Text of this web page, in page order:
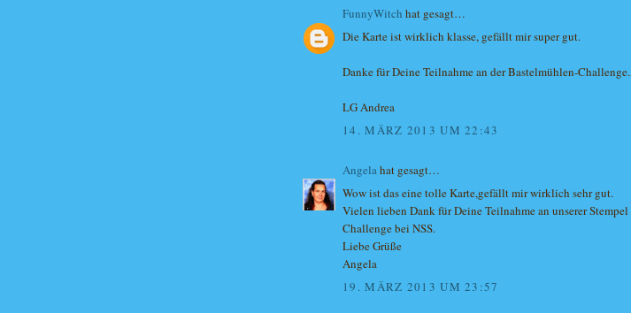
FunnyWitch hat gesagt…
Die Karte ist wirklich klasse, gefällt mir super gut.
Danke für Deine Teilnahme an der Bastelmühlen-Challenge.
LG Andrea
14. MÄRZ 2013 UM 22:43
Angela hat gesagt…
Wow ist das eine tolle Karte,gefällt mir wirklich sehr gut.
Vielen lieben Dank für Deine Teilnahme an unserer Stempel
Challenge bei NSS.
Liebe Grüße
Angela
19. MÄRZ 2013 UM 23:57